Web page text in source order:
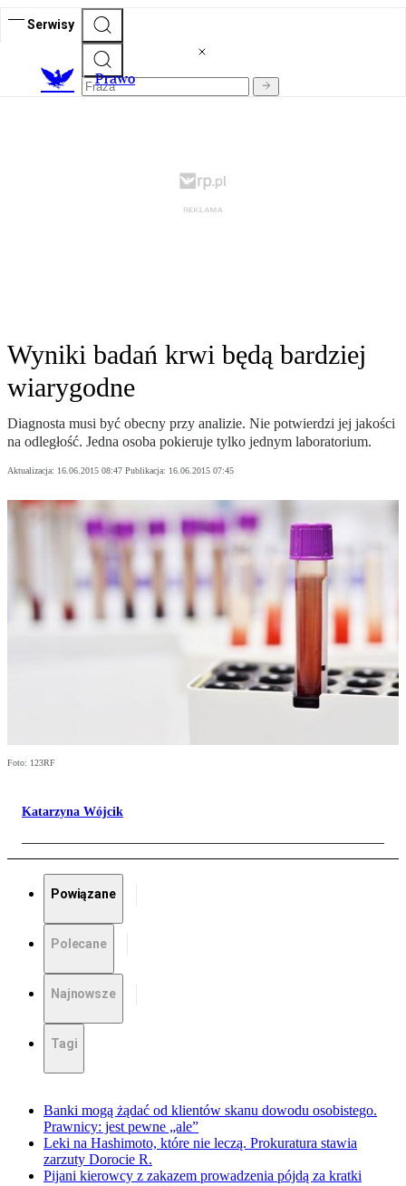
Serwisy
Prawo
Wyniki badań krwi będą bardziej
wiarygodne
Diagnosta musi być obecny przy analizie. Nie potwierdzi jej jakości
na odległość. Jedna osoba pokieruje tylko jednym laboratorium.
Aktualizacja: 16.06.2015 08:47 Publikacja: 16.06.2015 07:45
Foto: 123RF
Katarzyna Wójcik
Powiązane
Polecane
Najnowsze
Tagi
Banki mogą żądać od klientów skanu dowodu osobistego.
Prawnicy: jest pewne „ale”
Leki na Hashimoto, które nie leczą. Prokuratura stawia
zarzuty Dorocie R.
Pijani kierowcy z zakazem prowadzenia pójdą za kratki